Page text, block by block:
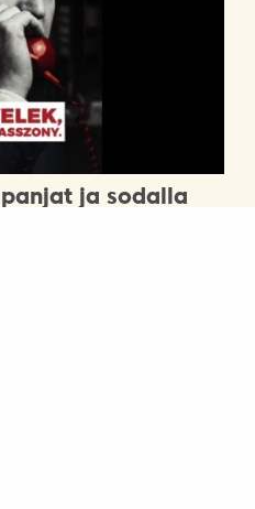
ja sodalla